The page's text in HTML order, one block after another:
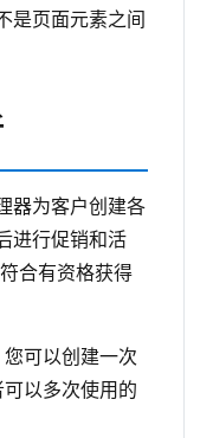
是页面元素之间
器为客户创建各
进行促销和活
合有资格获得
可以创建一次
以多次使用的